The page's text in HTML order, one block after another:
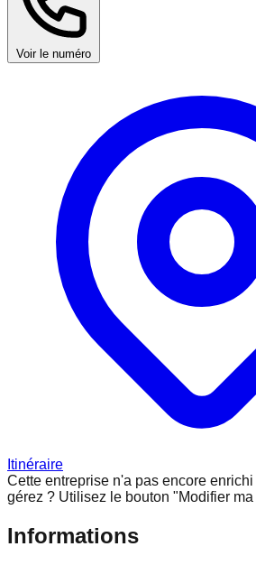
Voir le numéro
Itinéraire
Cette entreprise n'a pas encore enrichi
gérez ? Utilisez le bouton "Modifier
Informations